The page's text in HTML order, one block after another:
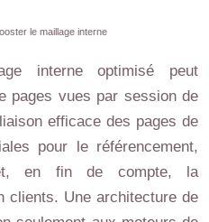
le maillage interne
interne optimisé peut
pages vues par session de
efficace des pages de
pour le référencement,
et, en fin de compte, la
clients. Une architecture de